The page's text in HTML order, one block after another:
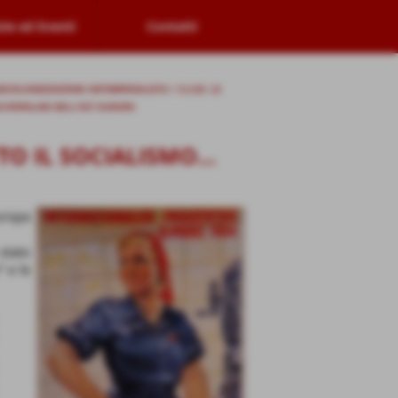
ed Eventi Contatti
IL SOCIALISMO...
e le